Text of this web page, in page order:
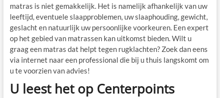
matras is niet gemakkelijk. Het is namelijk afhankelijk van uw
leeftijd, eventuele slaapproblemen, uw slaaphouding, gewicht,
geslacht en natuurlijk uw persoonlijke voorkeuren. Een expert
op het gebied van matrassen kan uitkomst bieden. Wilt u
graag een matras dat helpt tegen rugklachten? Zoek dan eens
via internet naar een professional die bij u thuis langskomt om
u te voorzien van advies!
U leest het op Centerpoints